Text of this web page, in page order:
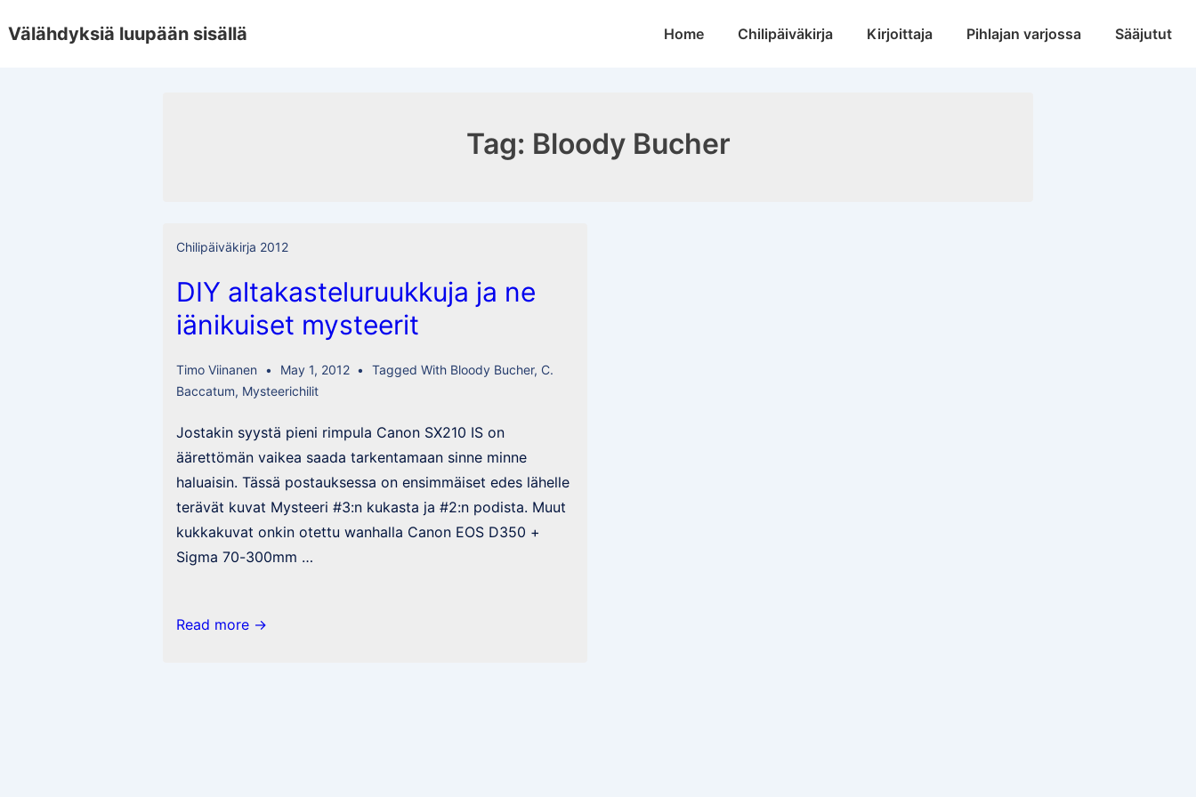
Skip
Välähdyksiä luupään sisällä
MainHome Chilipäiväkirja Kirjoittaja Pihlajan varjossa Sääjutut
Tag: Bloody Bucher
Chilipäiväkirja 2012
DIY altakasteluruukkuja ja ne
iänikuiset mysteerit
Timo Viinanen May 1, 2012 Tagged With Bloody Bucher, C.
Baccatum, Mysteerichilit
Jostakin syystä pieni rimpula Canon SX210 IS on
äärettömän vaikea saada tarkentamaan sinne minne
haluaisin. Tässä postauksessa on ensimmäiset edes lähelle
terävät kuvat Mysteeri #3:n kukasta ja #2:n podista. Muut
kukkakuvat onkin otettu wanhalla Canon EOS D350 +
Sigma 70-300mm …
DIY
Read more →